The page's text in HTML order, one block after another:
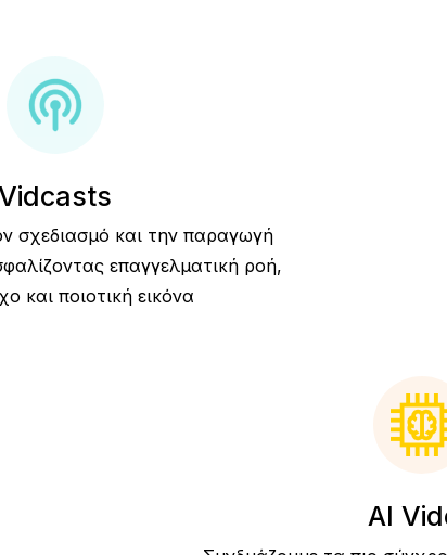
σχεδιασμό και την παραγωγή
επαγγελματική ροή,
και ποιοτική εικόνα
AI